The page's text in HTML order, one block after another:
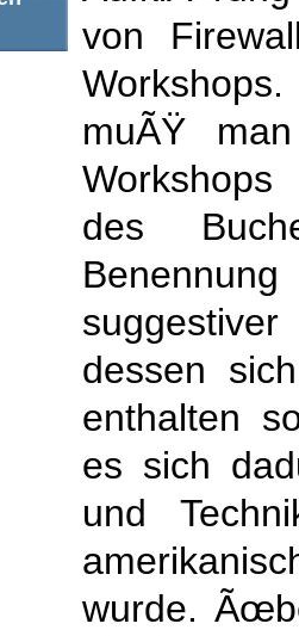
von
muÃŸ
des
dessen
enthalten
es sich
und
wurde.